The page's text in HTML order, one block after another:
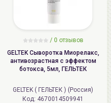
/ 0 отзывов
GELTEK Сыворотка Миорелакс,
антивозрастная с эффектом
ботокса, 5мл, ГЕЛЬТЕК
GELTEK ( ГЕЛЬТЕК ) (Россия)
Код: 4670014509941